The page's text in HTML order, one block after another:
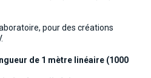
pour des créations
de 1 mètre linéaire (1000